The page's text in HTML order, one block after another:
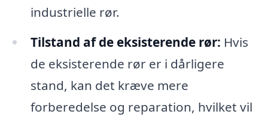
industrielle rør.
Tilstand af de eksisterende rør: Hvis
de eksisterende rør er i dårligere
stand, kan det kræve mere
forberedelse og reparation, hvilket vil